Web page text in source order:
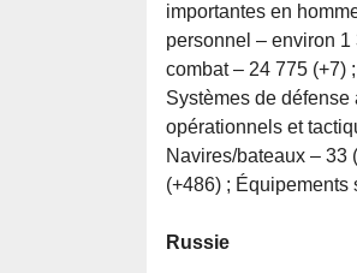
importantes en
personnel – environ 1
combat – 24 775 (+7)
Systèmes de défense
opérationnels et
Navires/bateaux – 33
(+486) ; Équipements
Russie